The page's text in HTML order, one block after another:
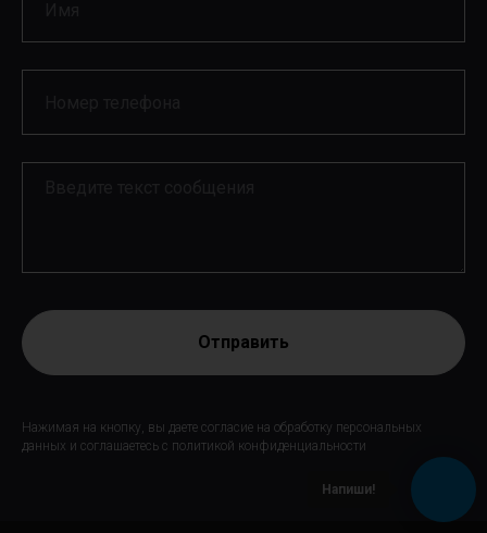
Отправить
Нажимая на кнопку, вы даете согласие на обработку персональных
данных и соглашаетесь c политикой конфиденциальности
Напиши!